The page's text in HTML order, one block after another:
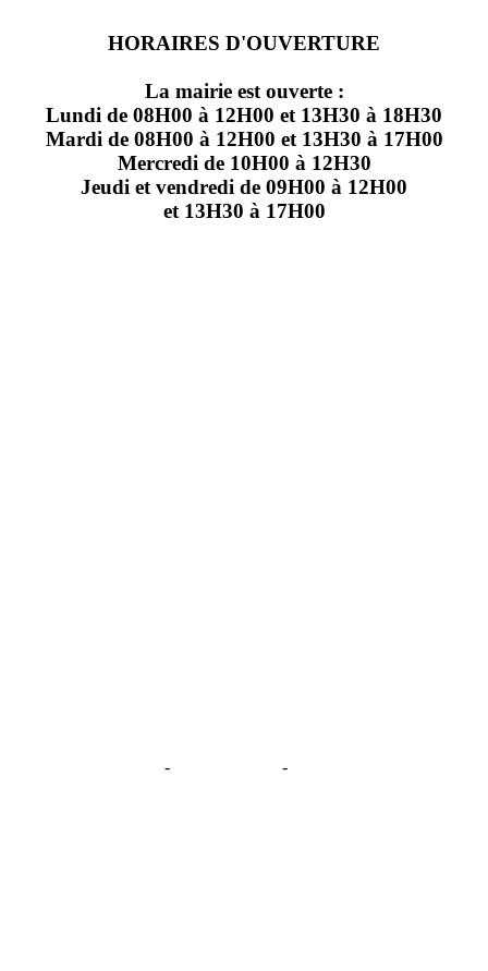
HORAIRES D'OUVERTURE
La mairie est ouverte :
Lundi de 08H00 à 12H00 et 13H30 à 18H30
Mardi de 08H00 à 12H00 et 13H30 à 17H00
Mercredi de 10H00 à 12H30
Jeudi et vendredi de 09H00 à 12H00
et 13H30 à 17H00
- -